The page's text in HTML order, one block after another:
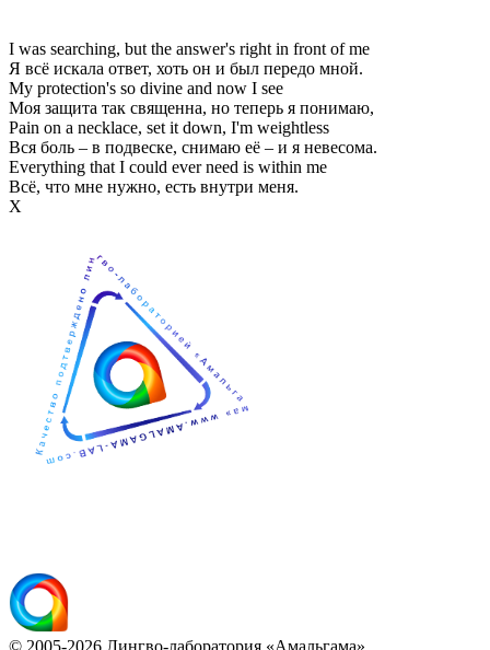
I was searching, but the answer's right in front of me
Я всё искала ответ, хоть он и был передо мной.
My protection's so divine and now I see
Моя защита так священна, но теперь я понимаю,
Pain on a necklace, set it down, I'm weightless
Вся боль – в подвеске, снимаю её – и я невесома.
Everything that I could ever need is within me
Всё, что мне нужно, есть внутри меня.
Х
© 2005-2026 Лингво-лаборатория «Амальгама».